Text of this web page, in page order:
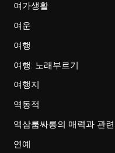
여가생활
여운
여행
여행: 노래부르기
여행지
역동적
역삼룸싸롱의 매력과 관
연예